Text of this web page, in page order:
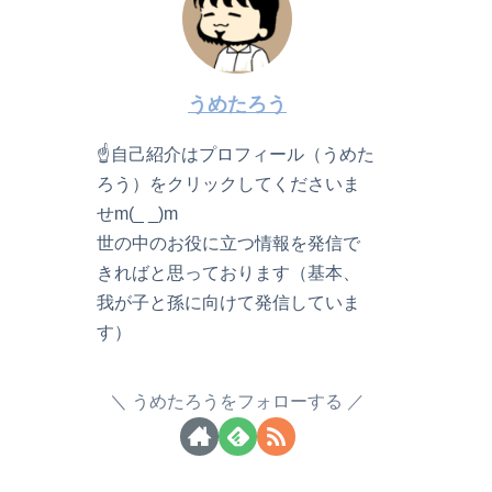
うめたろう
☝自己紹介はプロフィール（うめた
ろう）をクリックしてくださいま
せm(_ _)m
世の中のお役に立つ情報を発信で
きればと思っております（基本、
我が子と孫に向けて発信していま
す）
うめたろうをフォローする